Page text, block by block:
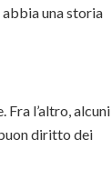
una storia
l’altro, alcuni
diritto dei